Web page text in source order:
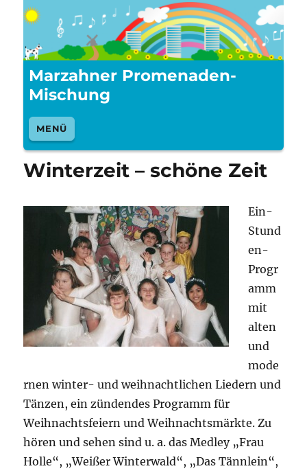
Marzahner Promenaden-
Mischung
MENÜ
Winterzeit – schöne Zeit
Ein-
Stund
en-
Progr
amm
mit
alten
und
mode
rnen winter- und weihnachtlichen Liedern und
Tänzen, ein zündendes Programm für
Weihnachtsfeiern und Weihnachtsmärkte. Zu
hören und sehen sind u. a. das Medley „Frau
Holle“, „Weißer Winterwald“, „Das Tännlein“,